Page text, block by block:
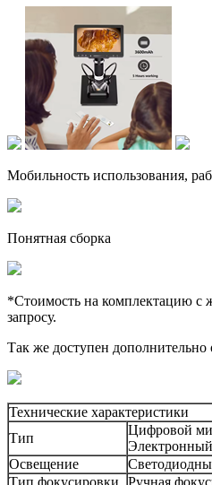
Мобильность использования,
Понятная сборка
*Стоимость на комплектацию с
запросу.
Так же доступен дополнительно
Технические характеристики
Тип
Цифровой
Освещение
Тип фокусировки
Ручная